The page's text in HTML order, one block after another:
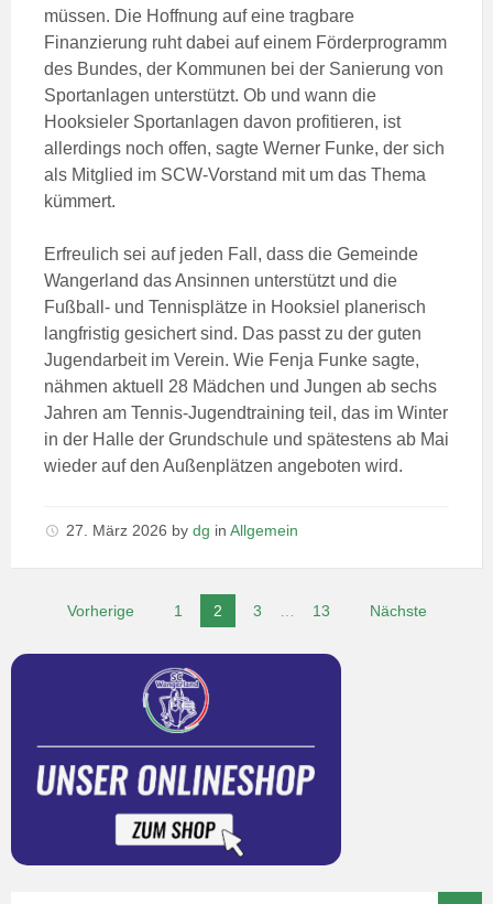
müssen. Die Hoffnung auf eine tragbare
Finanzierung ruht dabei auf einem Förderprogramm
des Bundes, der Kommunen bei der Sanierung von
Sportanlagen unterstützt. Ob und wann die
Hooksieler Sportanlagen davon profitieren, ist
allerdings noch offen, sagte Werner Funke, der sich
als Mitglied im SCW-Vorstand mit um das Thema
kümmert.
Erfreulich sei auf jeden Fall, dass die Gemeinde
Wangerland das Ansinnen unterstützt und die
Fußball- und Tennisplätze in Hooksiel planerisch
langfristig gesichert sind. Das passt zu der guten
Jugendarbeit im Verein. Wie Fenja Funke sagte,
nähmen aktuell 28 Mädchen und Jungen ab sechs
Jahren am Tennis-Jugendtraining teil, das im Winter
in der Halle der Grundschule und spätestens ab Mai
wieder auf den Außenplätzen angeboten wird.
27. März 2026 by dg in Allgemein
Vorherige 1 2 3 13 Nächste